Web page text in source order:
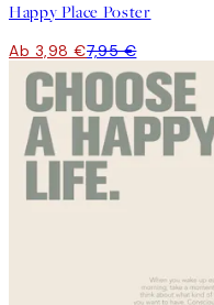
Happy Place Poster
Ab 3,98 €7,95 €